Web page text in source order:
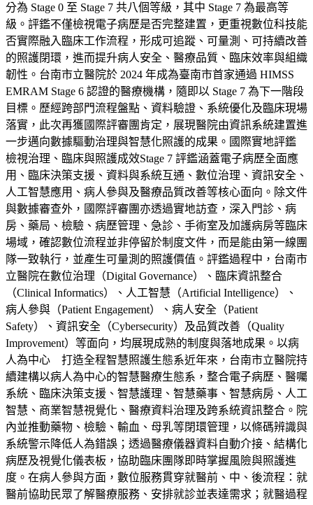
分為 Stage 0 至 Stage 7 共八個等級，其中 Stage 7 為最高等
級。評鑑不僅檢視電子病歷是否完整建置，更重視數位科技能
否實際融入臨床工作流程，形成可追蹤、可量測、可持續改善
的照護閉環，進而提升病人安全、醫療品質、臨床效率與組織
韌性。台南市立醫院於 2024 年成為臺南市首家通過 HIMSS
EMRAM Stage 6 認證的醫療機構，隨即以 Stage 7 為下一階段
目標。歷經跨部門流程盤點、資料驗證、系統優化及臨床現場
落實，此次再獲國際評審團肯定，展現醫院由資訊系統建置進
一步邁向數據驅動治理與智慧化照護的成果。國際實地評鑑
檢視治理、臨床與照護成效Stage 7 評鑑涵蓋電子病歷全面應
用、臨床決策支援、資料與系統互通、數位治理、資訊安全、
人工智慧應用、病人參與及醫療品質改善等核心面向。除文件
與數據審查外，國際評審團亦透過實地訪查，深入門診、病
房、藥局、檢驗、病歷管理、急診、手術室及加護病房等臨床
場域，確認數位流程並非停留於制度文件，而是能由第一線團
隊一致執行，並產生可量測的照護價值。評鑑過程中，台南市
立醫院在數位治理（Digital Governance）、臨床資訊整合
（Clinical Informatics）、人工智慧（Artificial Intelligence）、
病人參與（Patient Engagement）、病人安全（Patient
Safety）、資訊安全（Cybersecurity）及品質改善（Quality
Improvement）等面向，均展現成熟的制度與落地成果。以病
人為中心 打造全程智慧照護生態系近年來，台南市立醫院持
續建構以病人為中心的智慧醫療生態系，整合電子病歷、醫囑
系統、臨床決策支援、智慧護理、智慧藥事、智慧病房、人工
智慧、商業智慧視覺化、醫療資料治理及跨系統資訊整合。院
內並推動藥物、檢驗、輸血、母乳等閉環管理，以條碼辨識與
系統警示降低人為錯誤；透過醫療儀器資料自動介接、結構化
病歷及視覺化儀表板，協助臨床團隊即時掌握風險與照護進
度。在病人參與方面，數位服務貫穿就醫前、中、後流程：就
醫前協助民眾了解醫療服務、安排就診並表達需求；就醫過程